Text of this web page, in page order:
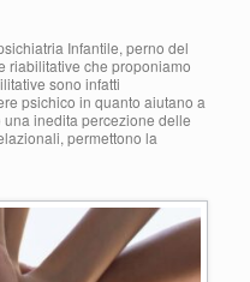
Infantile, perno del
riabilitative che proponiamo
sono infatti
psichico in quanto aiutano a
inedita percezione delle
permettono la